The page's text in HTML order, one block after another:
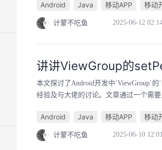
Android Java 移动APP 移动
计蒙不吃鱼 2025-06-12
讲讲ViewGroup的
本文探讨了Android开发中`ViewGroup`的
经验及与大佬的讨论。文章通过一个需
Android Java 移动APP 移动
计蒙不吃鱼 2025-06-10